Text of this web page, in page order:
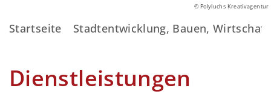
© Polyluchs Kreativagentur
Startseite Stadtentwicklung, Bauen, Wirtschaft
Dienstleistungen